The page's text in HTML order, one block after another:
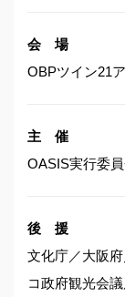
会 場
OBPツイン21
主 催
OASIS実行委
後 援
文化庁／大阪
コ政府観光会